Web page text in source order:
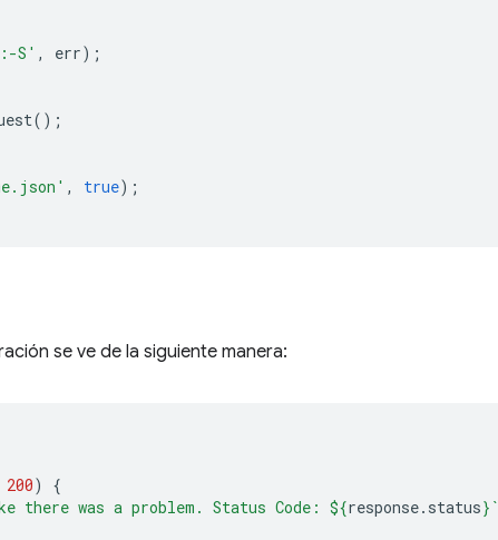
S' , err);
();
, true);
se ve de la siguiente manera:
200)
{
there was a problem. Status Code: ${response. status} `